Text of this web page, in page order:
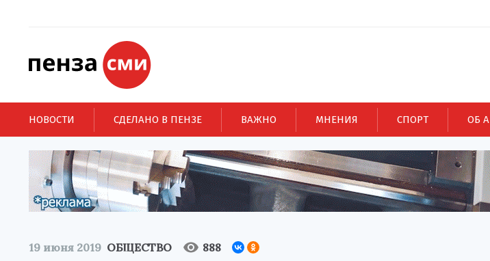
НОВОСТИ СДЕЛАНО В ПЕНЗЕ ВАЖНО МНЕНИЯ СПОРТ ОБ
19 июня 2019 ОБЩЕСТВО 888